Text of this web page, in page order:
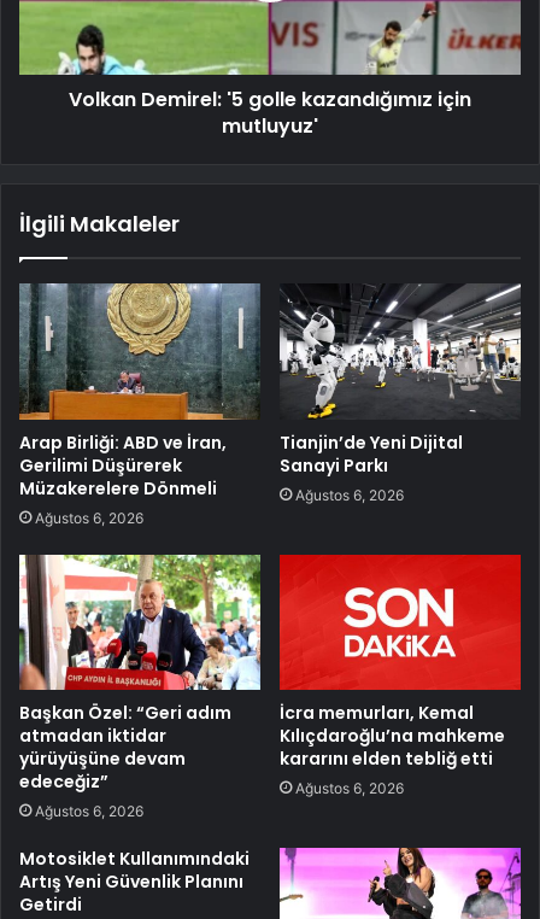
Volkan Demirel: '5 golle kazandığımız için
mutluyuz'
İlgili Makaleler
Arap Birliği: ABD ve İran,
Gerilimi Düşürerek
Müzakerelere Dönmeli
Ağustos 6, 2026
Tianjin’de Yeni Dijital
Sanayi Parkı
Ağustos 6, 2026
Başkan Özel: “Geri adım
atmadan iktidar
yürüyüşüne devam
edeceğiz”
Ağustos 6, 2026
İcra memurları, Kemal
Kılıçdaroğlu’na mahkeme
kararını elden tebliğ etti
Ağustos 6, 2026
Motosiklet Kullanımındaki
Artış Yeni Güvenlik Planını
Getirdi